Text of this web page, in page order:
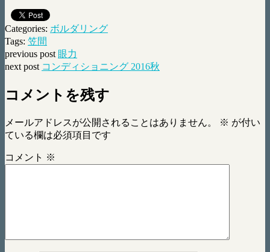
Categories: ボルダリング
Tags: 笠間
previous post 眼力
next post コンディショニング 2016秋
コメントを残す
メールアドレスが公開されることはありません。 ※ が付い
ている欄は必須項目です
コメント ※